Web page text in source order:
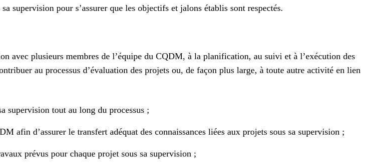
pour s’assurer que les objectifs et jalons établis sont respectés.
avec plusieurs membres de l’équipe du CQDM, à la planification, au suivi et à l’exécution des
au processus d’évaluation des projets ou, de façon plus large, à toute autre activité en lien
supervision tout au long du processus ;
afin d’assurer le transfert adéquat des connaissances liées aux projets sous sa supervision ;
prévus pour chaque projet sous sa supervision ;